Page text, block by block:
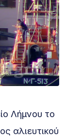
Λήμνου το
αλιευτικού